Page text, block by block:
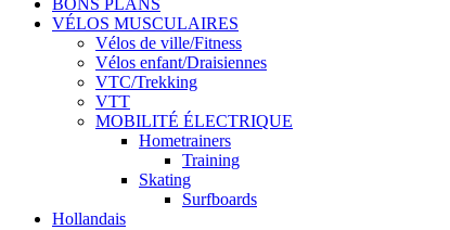
BONS PLANS
VÉLOS MUSCULAIRES
Vélos de ville/Fitness
Vélos enfant/Draisiennes
VTC/Trekking
VTT
MOBILITÉ ÉLECTRIQUE
Hometrainers
Training
Skating
Surfboards
Hollandais